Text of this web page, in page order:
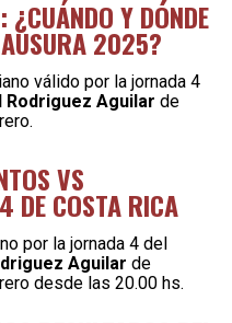
¿CUÁNDO Y DÓNDE
2025?
válido por la jornada 4
Rodriguez Aguilar de
VS
DE COSTA RICA
por la jornada 4 del
Aguilar de
desde las 20.00 hs.